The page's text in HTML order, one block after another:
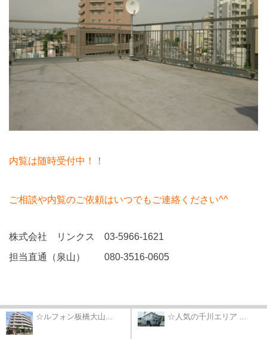
内覧は随時受付中！！
ご相談や内覧のご依頼はいつでもご連絡ください^^
株式会社 リンクス 03-5966-1621
担当直通（泉山） 080-3516-0605
☆ルフォン板橋大山... ☆人気の千川エリア ...